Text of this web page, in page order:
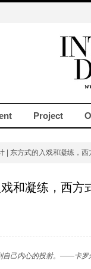
Project
| 东方式的入戏和凝练，
和凝练，西方
自己内心的投射。——卡罗